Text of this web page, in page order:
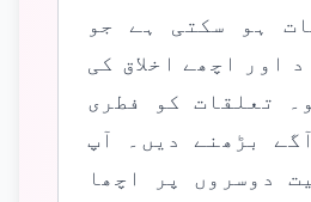
ہو سکتی ہے جو
اور اچھے اخلاق کی
تعلقات کو فطری
بڑھنے دیں۔ آپ
دوسروں پر اچھا